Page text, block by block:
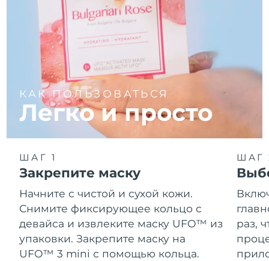
КАК ПОЛЬЗОВАТЬСЯ
Легко и просто
ШАГ 1
Закрепите маску
Начните с чистой и сухой кожи.
Снимите фиксирующее кольцо с
девайса и извлеките маску UFO™ из
упаковки. Закрепите маску на
UFO™ 3 mini с помощью кольца.
ШАГ
раз,